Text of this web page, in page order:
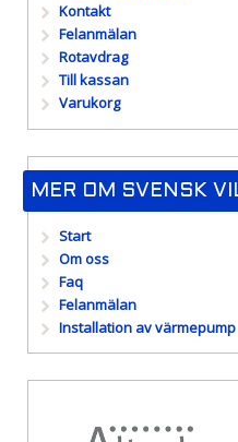
Kontakt
Felanmälan
Rotavdrag
Till kassan
Varukorg
MER OM SVENSK
Start
Om oss
Faq
Felanmälan
Installation av värmepump